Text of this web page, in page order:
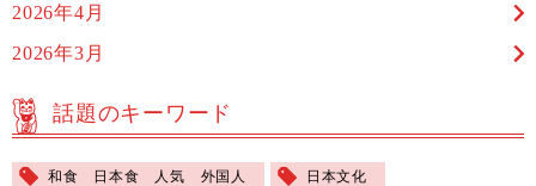
2026年4月
2026年3月
話題のキーワード
和食 日本食 人気 外国人 日本文化